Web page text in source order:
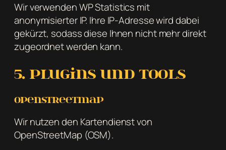
Wir verwenden WP Statistics mit
anonymisierter IP. Ihre IP-Adresse wird dabei
gekürzt, sodass diese Ihnen nicht mehr direkt
zugeordnet werden kann.
5. Plugins und Tools
OpenStreetMap
Wir nutzen den Kartendienst von
OpenStreetMap (OSM).